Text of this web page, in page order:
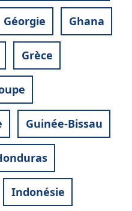
Géorgie Ghana
Grèce
Guinée-Bissau
Indonésie